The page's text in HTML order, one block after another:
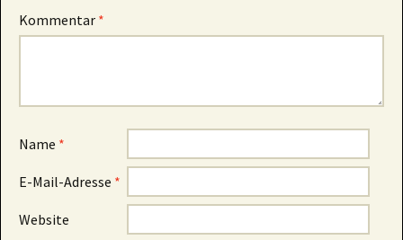
Kommentar *
Name *
E-Mail-Adresse *
Website